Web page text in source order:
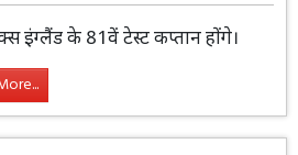
इंग्लैंड के 81वें टेस्ट कप्तान होंगे।